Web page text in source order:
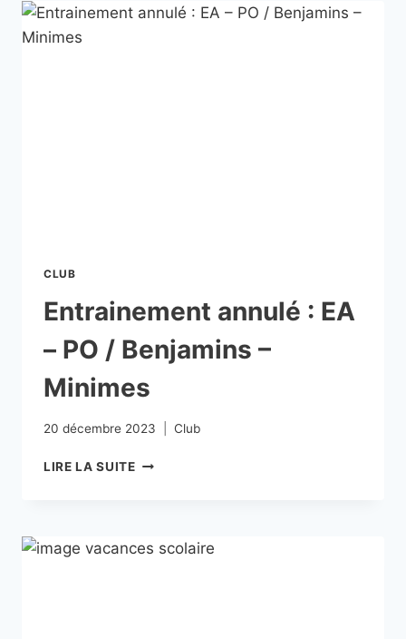
CLUB
Entrainement annulé : EA
– PO / Benjamins –
Minimes
20 décembre 2023 Club
LIRE LA SUITE